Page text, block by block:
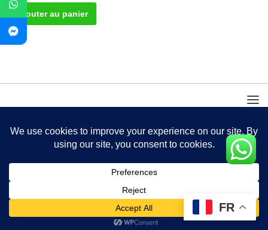
Ajouter au panier
FR